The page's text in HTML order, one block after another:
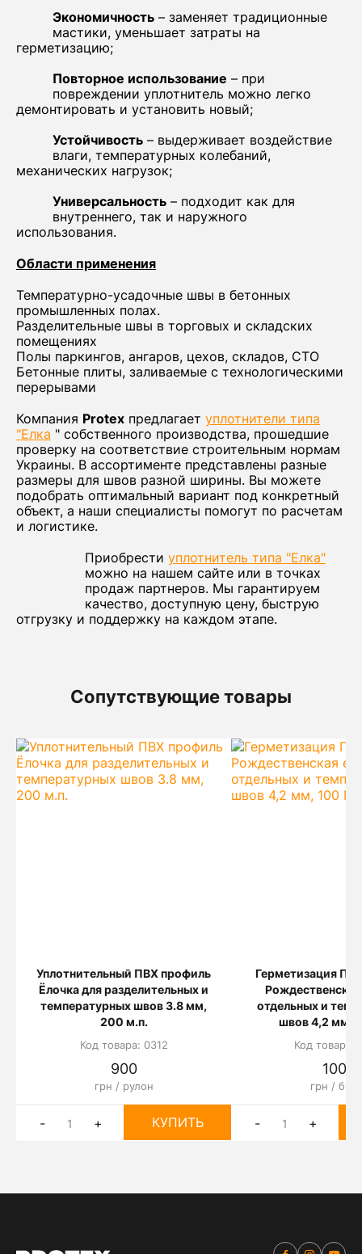
Экономичность – заменяет традиционные
мастики, уменьшает затраты на
герметизацию;
Повторное использование – при
повреждении уплотнитель можно легко
демонтировать и установить новый;
Устойчивость – выдерживает воздействие
влаги, температурных колебаний,
механических нагрузок;
Универсальность – подходит как для
внутреннего, так и наружного
использования.
Области применения
Температурно-усадочные швы в бетонных
промышленных полах.
Разделительные швы в торговых и складских
помещениях
Полы паркингов, ангаров, цехов, складов, СТО
Бетонные плиты, заливаемые с технологическими
перерывами
Компания Protex предлагает уплотнители типа
"Елка " собственного производства, прошедшие
проверку на соответствие строительным нормам
Украины. В ассортименте представлены разные
размеры для швов разной ширины. Вы можете
подобрать оптимальный вариант под конкретный
объект, а наши специалисты помогут по расчетам
и логистике.
Приобрести уплотнитель типа "Елка"
можно на нашем сайте или в точках
продаж партнеров. Мы гарантируем
качество, доступную цену, быструю
отгрузку и поддержку на каждом этапе.
Сопутствующие товары
Уплотнительный ПВХ профиль
Ёлочка для разделительных и
температурных швов 3.8 мм,
200 м.п.
Код товара: 0312
900
грн / рулон
- + КУПИТЬ
Герметизация
Рождественская
отдельных и
швов 4,2 мм,
Код товара:
1000
грн /
- +